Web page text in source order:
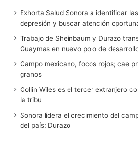
Exhorta Salud Sonora a identificar
depresión y buscar atención
Trabajo de Sheinbaum y Durazo
Guaymas en nuevo polo de
Campo mexicano, focos rojos; cae
granos
Collin Wiles es el tercer extranjero
la tribu
Sonora lidera el crecimiento del
del país: Durazo